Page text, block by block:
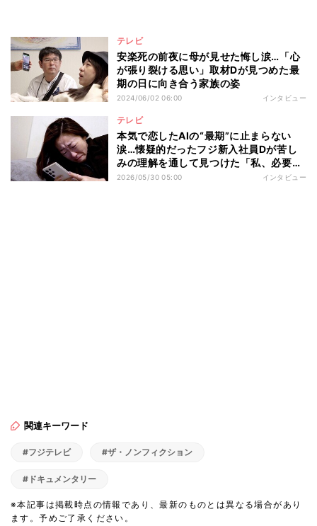
テレビ
安楽死の前夜に母が見せた悔し涙…「心
が張り裂ける思い」取材Dが見つめた最
期の日に向き合う家族の姿
2024/06/02 06:00 インタビュー
テレビ
本気で恋したAIの“最期”に止まらない
涙…懐疑的だったフジ新入社員Dが苦し
みの理解を通して見つけた「私、必要で
すか？」への答え
2026/05/30 05:00 インタビュー
関連キーワード
#フジテレビ #ザ・ノンフィクション
#ドキュメンタリー
※本記事は掲載時点の情報であり、最新のものとは異なる場合があり
ます。予めご了承ください。